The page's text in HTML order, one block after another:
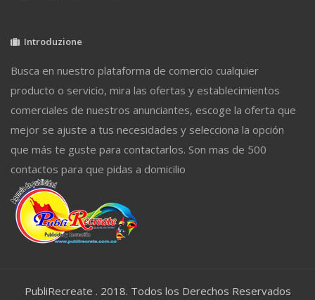
Introduzione
Busca en nuestro plataforma de comercio cualquier
producto o servicio, mira las ofertas y establecimientos
comerciales de nuestros anunciantes, escoge la oferta que
mejor se ajuste a tus necesidades y selecciona la opción
que más te guste para contactarlos. Son mas de 500
contactos para que pidas a domicilio
PubliRecreate . 2018. Todos los Derechos Reservados